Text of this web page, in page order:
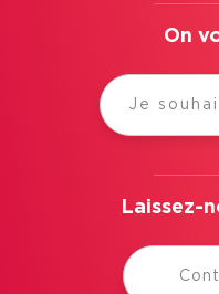
On
Je
Laissez-